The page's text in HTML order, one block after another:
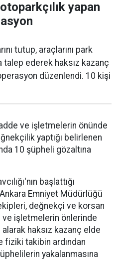
yapan
tutup, araçlarını park
talep ederek haksız kazanç
düzenlendi. 10 kişi
ve işletmelerin önünde
yaptığı belirlenen
10 şüpheli gözaltına
başlattığı
Emniyet Müdürlüğü
değnekçi ve korsan
ve işletmelerin önlerinde
haksız kazanç elde
takibin ardından
yakalanmasına